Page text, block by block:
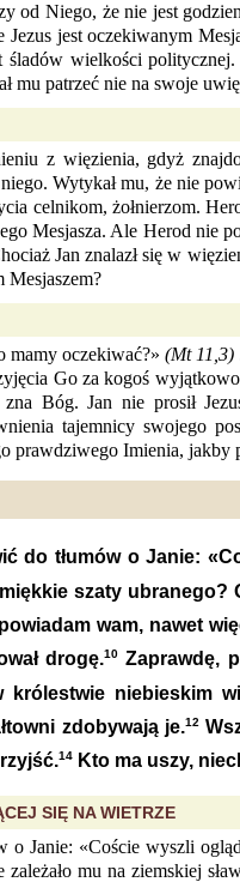
od Niego, że nie jest
jest oczekiwanym
śladów wielkości
mu patrzeć nie na swoje
z więzienia, gdyż
Wytykał mu, że nie
celnikom, żołnierzom.
Mesjasza. Ale Herod nie
Jan znalazł się w
Mesjaszem?
mamy oczekiwać?»(Mt 11,3)
Go za kogoś
Bóg. Jan nie prosił
tajemnicy swojego
prawdziwego Imienia,
do tłumów o Janie:
szaty
wam, nawet
drogę.10 Zaprawdę,
królestwie niebieskim
zdobywają je.12
14 Kto ma uszy,
SIĘ NA WIETRZE
o Janie: «Coście wyszli
mu na ziemskiej